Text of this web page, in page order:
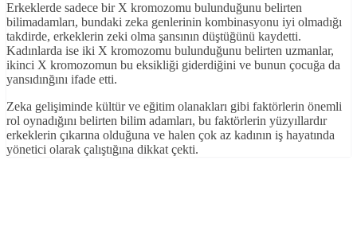
Erkeklerde sadece bir X kromozomu bulunduğunu belirten
bilimadamları, bundaki zeka genlerinin kombinasyonu iyi olmadığı
takdirde, erkeklerin zeki olma şansının düştüğünü kaydetti.
Kadınlarda ise iki X kromozomu bulunduğunu belirten uzmanlar,
ikinci X kromozomun bu eksikliği giderdiğini ve bunun çocuğa da
yansıdınğını ifade etti.
Zeka gelişiminde kültür ve eğitim olanakları gibi faktörlerin önemli
rol oynadığını belirten bilim adamları, bu faktörlerin yüzyıllardır
erkeklerin çıkarına olduğuna ve halen çok az kadının iş hayatında
yönetici olarak çalıştığına dikkat çekti.